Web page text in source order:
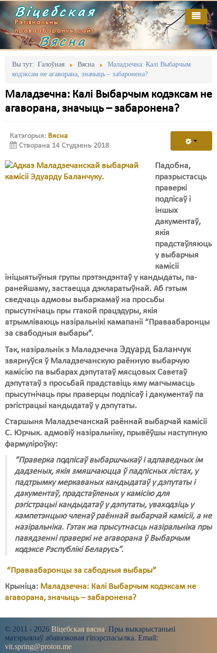
Віцебская
Рэгіянальны
праваабарончы сайт
Вясна
Вы тут: Галоўная Вясна
Маладзечна: Калі Выбарчым
кодэксам не агаворана, значыць – забаронена?
Маладзечна: Калі Выбарчым кодэксам не
агаворана, значыць – забаронена?
Катэгорыя: Вясна
Створана 14 Студзень 2018
Падобна,
празрыстасць
праверкі
подпісаў і
іншых
дакументаў,
якія
прадстаўляюць
у выбарчыя
камісіі
ініцыятыўныя групы прэтэндэнтаў у кандыдаты, па-
ранейшаму, застаецца дэкларатыўнай. Аб гэтым
сведчаць адмовы выбаркамаў на просьбы
прысутнічаць пры гтакой працэдуры, якія
атрымліваюць назіральнікі камапаніі “Праваабаронцы
за свабодныя выбары”.
Так, назіральнік з Маладзечна Эдуард Баланчук
звярнуўся ў Маладзечанскую раённую выбарчую
камісію па выбарах дэпутатаў мясцовых Саветаў
дэпутатаў з просьбай прадставіць яму магчымасць
прысутнічаць пры праверцы подпісаў і дакументаў па
рэгістрацыі кандыдатаў у дэпутаты.
Старшыня Маладзечанскай раённай выбарчай камісіі
С. Юрчык. адмовіў назіральніку, прывёўшы наступную
фармуліроўку:
“Праверка подпісаў выбаршчыкаў і адпаведных ім
дадзеных, якія змяшчаюцца ў падпісных лістах, у
падтрымку меркаваных кандыдатаў у дэпутаты і
дакументаў, прадстаўленых у камісію для
рэгістрацыі кандыдатаў у дэпутаты, уваходзіць у
кампетэнцыю членаў раённай выбарчай камісіі, а не
назіральніка. Гэтак жа прысутнасць назіральніка пры
павядзенні праверкі не агаворана ў Выбарчым
кодэксе Рэспублікі Беларусь”.
“Праваабаронцы за сабодныя выбары”
Крыніца: Маладзечна: Калі Выбарчым кодэксам не
агаворана, значыць – забаронена?
© 2011 - 2026 Віцебская вясна. Пры выкарыстаньні
матэрыялаў абавязковая гіпэрспасылка. Email:
vit.spring@proton.me
Галоўная
Адміністрацыйны перасьлед
Безбар'ернае асяродзьдзе
Грамадзянскія ініцыятывы
Дзяржава
Дыскрымінацыя
ЛПП
Мігранты
Мірныя сходы
Палітвязьні
Праваабаронцы
Правы дзіцяці
Пэнітэнцыярная сыстэма
Рознае
Свабода сумленьня
Суд
Сьмяротнае пакараньне
Экалёгія
Правы працоўных
Сацыяльныя правы
Выданьні
RSS